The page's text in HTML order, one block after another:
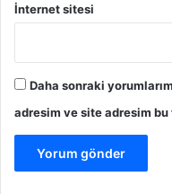
İnternet sitesi
Daha sonraki
adresim ve site adresim